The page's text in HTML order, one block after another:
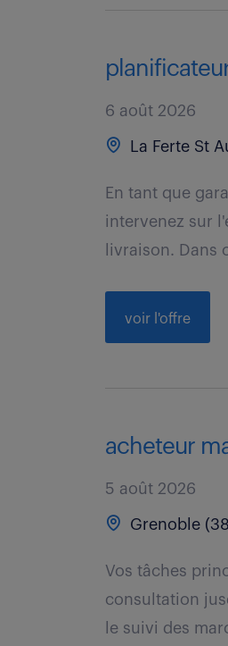
6 août 2026
La Ferte St
En tant que
intervenez sur
livraison. Dans
voir l'offre
acheteur
5 août 2026
Grenoble
Vos tâches
consultation
le suivi des